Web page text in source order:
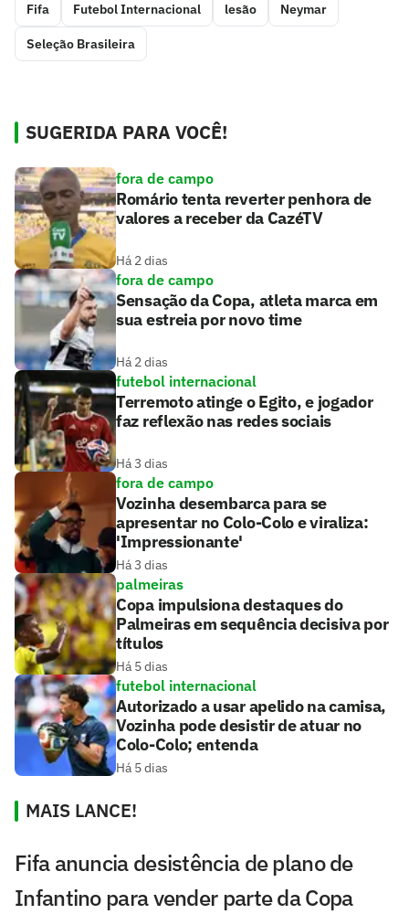
Fifa Futebol Internacional lesão Neymar
Seleção Brasileira
SUGERIDA PARA VOCÊ!
fora de campo
Romário tenta reverter penhora de
valores a receber da CazéTV
Há 2 dias
fora de campo
Sensação da Copa, atleta marca em
sua estreia por novo time
Há 2 dias
futebol internacional
Terremoto atinge o Egito, e jogador
faz reflexão nas redes sociais
Há 3 dias
fora de campo
Vozinha desembarca para se
apresentar no Colo-Colo e viraliza:
'Impressionante'
Há 3 dias
palmeiras
Copa impulsiona destaques do
Palmeiras em sequência decisiva por
títulos
Há 5 dias
futebol internacional
Autorizado a usar apelido na camisa,
Vozinha pode desistir de atuar no
Colo-Colo; entenda
Há 5 dias
MAIS LANCE!
Fifa anuncia desistência de plano de
Infantino para vender parte da Copa